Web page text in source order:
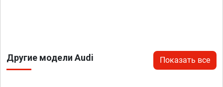
Другие модели Audi Показать все